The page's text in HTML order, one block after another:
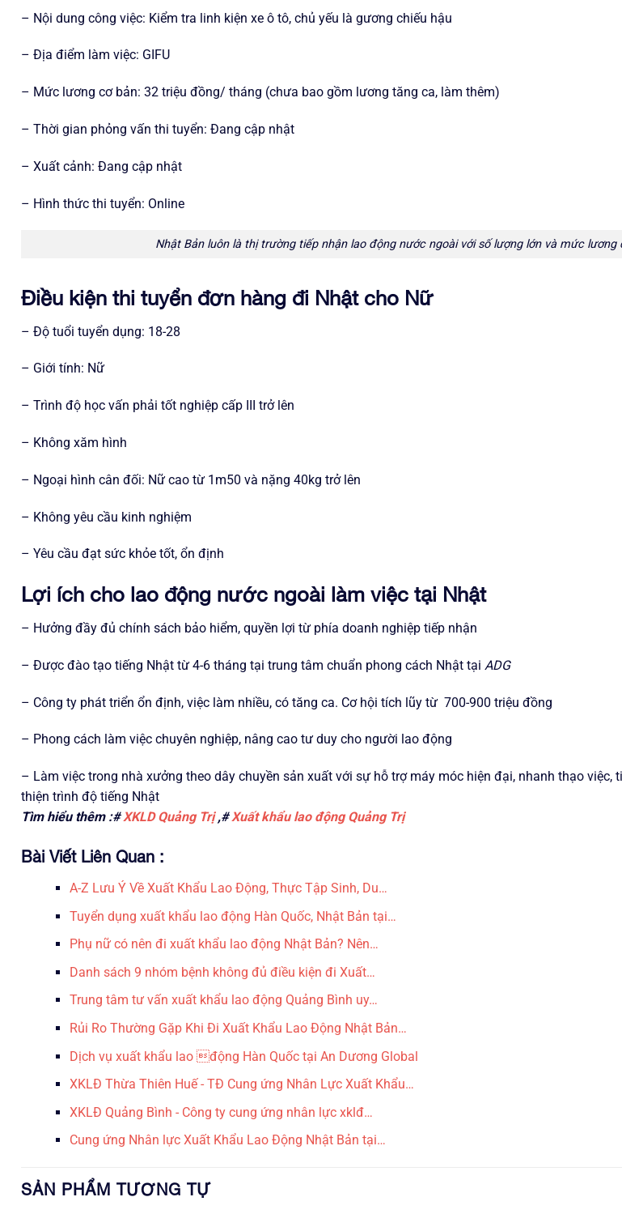
– Nội dung công việc: Kiểm tra linh kiện xe ô tô, chủ yếu là gương chiếu hậu
– Địa điểm làm việc: GIFU
– Mức lương cơ bản: 32 triệu đồng/ tháng (chưa bao gồm lương tăng ca, làm thêm)
– Thời gian phỏng vấn thi tuyển: Đang cập nhật
– Xuất cảnh: Đang cập nhật
– Hình thức thi tuyển: Online
Nhật Bản luôn là thị trường tiếp nhận lao động nước ngoài với số lượng lớn và mức lương
Điều kiện thi tuyển đơn hàng đi Nhật cho Nữ
– Độ tuổi tuyển dụng: 18-28
– Giới tính: Nữ
– Trình độ học vấn phải tốt nghiệp cấp III trở lên
– Không xăm hình
– Ngoại hình cân đối: Nữ cao từ 1m50 và nặng 40kg trở lên
– Không yêu cầu kinh nghiệm
– Yêu cầu đạt sức khỏe tốt, ổn định
Lợi ích cho lao động nước ngoài làm việc tại Nhật
– Hưởng đầy đủ chính sách bảo hiểm, quyền lợi từ phía doanh nghiệp tiếp nhận
– Được đào tạo tiếng Nhật từ 4-6 tháng tại trung tâm chuẩn phong cách Nhật tại ADG
– Công ty phát triển ổn định, việc làm nhiều, có tăng ca. Cơ hội tích lũy từ 700-900 triệu đồng
– Phong cách làm việc chuyên nghiệp, nâng cao tư duy cho người lao động
– Làm việc trong nhà xưởng theo dây chuyền sản xuất với sự hỗ trợ máy móc hiện đại, nhanh thạo việc,
thiện trình độ tiếng Nhật
Tìm hiểu thêm :#XKLD Quảng Trị,#Xuất khẩu lao động Quảng Trị
Bài Viết Liên Quan :
A-Z Lưu Ý Về Xuất Khẩu Lao Động, Thực Tập Sinh, Du…
Tuyển dụng xuất khẩu lao động Hàn Quốc, Nhật Bản tại…
Phụ nữ có nên đi xuất khẩu lao động Nhật Bản? Nên…
Danh sách 9 nhóm bệnh không đủ điều kiện đi Xuất…
Trung tâm tư vấn xuất khẩu lao động Quảng Bình uy…
Rủi Ro Thường Gặp Khi Đi Xuất Khẩu Lao Động Nhật Bản…
Dịch vụ xuất khẩu lao động Hàn Quốc tại An Dương Global
XKLĐ Thừa Thiên Huế - TĐ Cung ứng Nhân Lực Xuất Khẩu…
XKLĐ Quảng Bình - Công ty cung ứng nhân lực xklđ…
Cung ứng Nhân lực Xuất Khẩu Lao Động Nhật Bản tại…
SẢN PHẨM TƯƠNG TỰ